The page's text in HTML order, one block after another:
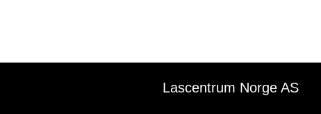
Lascentrum Norge AS